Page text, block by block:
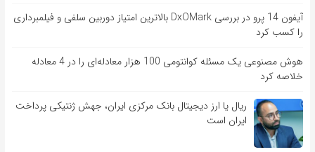
آیفون 14 پرو در بررسی DxOMark بالاترین امتیاز دوربین سلفی و فیلمبرداری
را کسب کرد
هوش مصنوعی یک مسئله کوانتومی 100 هزار معادله‌‎ای را در 4 معادله
خلاصه کرد
ریال یا ارز دیجیتال بانک مرکزی ایران، جهش ژنتیکی پرداخت
ایران است